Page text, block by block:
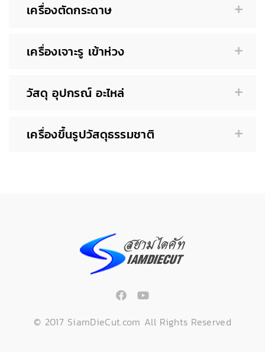
เครื่องตัดกระดาษ
เครื่องเจาะรู เข้าห่วง
วัสดุ อุปกรณ์ อะไหล่
เครื่องขึ้นรูปวัสดุธรรมชาติ
© 2017 SiamDieCut.com All Rights Reserved